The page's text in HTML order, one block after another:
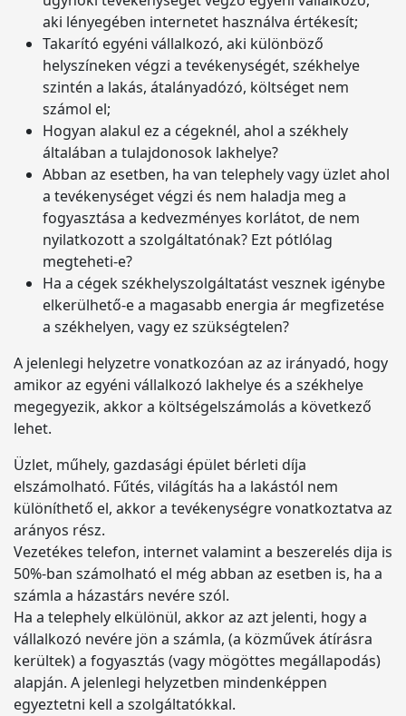
aki lényegében internetet használva értékesít;
Takarító egyéni vállalkozó, aki különböző
helyszíneken végzi a tevékenységét, székhelye
szintén a lakás, átalányadózó, költséget nem
számol el;
Hogyan alakul ez a cégeknél, ahol a székhely
általában a tulajdonosok lakhelye?
Abban az esetben, ha van telephely vagy üzlet ahol
a tevékenységet végzi és nem haladja meg a
fogyasztása a kedvezményes korlátot, de nem
nyilatkozott a szolgáltatónak? Ezt pótlólag
megteheti-e?
Ha a cégek székhelyszolgáltatást vesznek igénybe
elkerülhető-e a magasabb energia ár megfizetése
a székhelyen, vagy ez szükségtelen?
A jelenlegi helyzetre vonatkozóan az az irányadó, hogy
amikor az egyéni vállalkozó lakhelye és a székhelye
megegyezik, akkor a költségelszámolás a következő
lehet.
Üzlet, műhely, gazdasági épület bérleti díja
elszámolható. Fűtés, világítás ha a lakástól nem
különíthető el, akkor a tevékenységre vonatkoztatva az
arányos rész.
Vezetékes telefon, internet valamint a beszerelés dija is
50%-ban számolható el még abban az esetben is, ha a
számla a házastárs nevére szól.
Ha a telephely elkülönül, akkor az azt jelenti, hogy a
vállalkozó nevére jön a számla, (a közművek átírásra
kerültek) a fogyasztás (vagy mögöttes megállapodás)
alapján. A jelenlegi helyzetben mindenképpen
egyeztetni kell a szolgáltatókkal.